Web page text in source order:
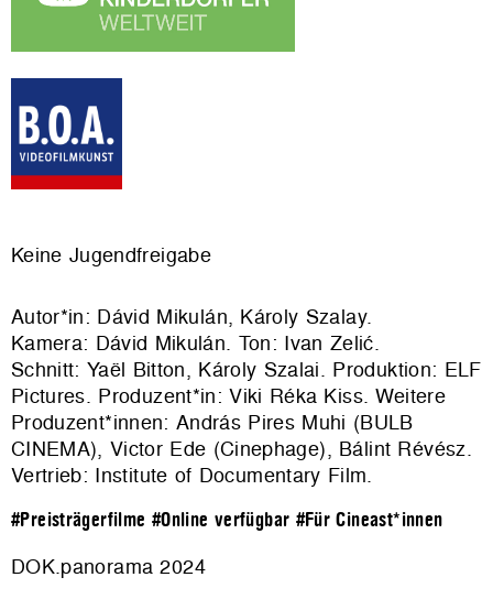
Keine Jugendfreigabe
Autor*in: Dávid Mikulán, Károly Szalay.
Kamera: Dávid Mikulán. Ton: Ivan Zelić.
Schnitt: Yaël Bitton, Károly Szalai. Produktion: ELF
Pictures. Produzent*in: Viki Réka Kiss. Weitere
Produzent*innen: András Pires Muhi (BULB
CINEMA), Victor Ede (Cinephage), Bálint Révész.
Vertrieb: Institute of Documentary Film.
#Preisträgerfilme #Online verfügbar #Für Cineast*innen
DOK.panorama 2024